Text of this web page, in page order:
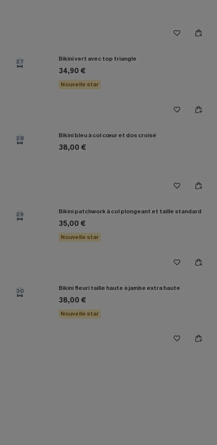
27 Bikini vert avec top triangle
34,90 €
Nouvelle star
28 Bikini bleu à col cœur et dos croisé
38,00 €
29 Bikini patchwork à col plongeant et taille standard
35,00 €
Nouvelle star
30 Bikini fleuri taille haute à jambe extra haute
38,00 €
Nouvelle star